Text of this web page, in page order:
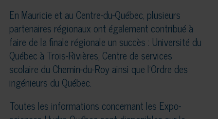
En Mauricie et au Centre-du-Québec, plusieurs
partenaires régionaux ont également contribué à
faire de la finale régionale un succès : Université du
Québec à Trois-Rivières, Centre de services
scolaire du Chemin-du-Roy ainsi que l’Ordre des
ingénieurs du Québec.
Toutes les informations concernant les Expo-